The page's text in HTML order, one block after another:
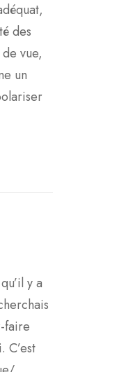
des
vue,
un
y a
faire
C’est